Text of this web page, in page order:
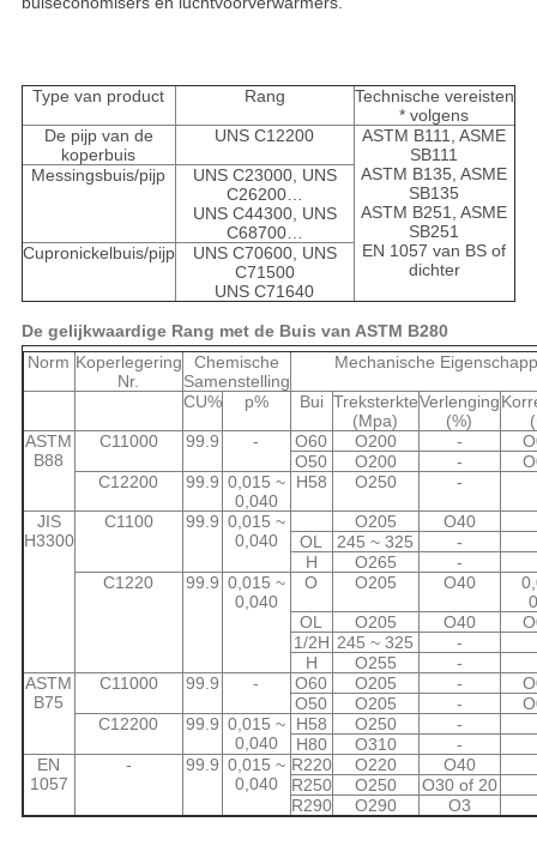
Type van product Rang
Technische vereisten
* volgens
De pijp van de
koperbuis
UNS C12200
ASTM B111, ASME
SB111
ASTM B135, ASME
SB135
ASTM B251, ASME
SB251
EN 1057 van BS of
dichter
Messingsbuis/pijp
UNS C23000, UNS
C26200…
UNS C44300, UNS
C68700…
Cupronickelbuis/pijp
UNS C70600, UNS
C71500
UNS C71640
De gelijkwaardige Rang met de Buis van ASTM B280
Norm Koperlegering
Nr.
Chemische
Samenstelling
Mechanische
CU% p% Bui Treksterkte
(Mpa)
Verlenging
(%)
ASTM
B88
C11000 99.9 - O60 O200 -
O50
O200 -
C12200
99.9 0,015 ~
0,040
H58 O250 -
JIS
H3300
C1100 99.9 0,015 ~
0,040
O205
O40
OL
245 ~ 325
-
H
O265
-
C1220
99.9 0,015 ~
0,040
O O205 O40
OL
O205 O40
1/2H 245 ~ 325
-
H
O255
-
ASTM
B75
C11000 99.9 - O60 O205 -
O50
O205 -
C12200
99.9 0,015 ~
0,040
H58 O250
-
H80
O310
-
EN
1057
- 99.9 0,015 ~
0,040
R220 O220
O40
R250
O250
O30 of 20
R290
O290 O3